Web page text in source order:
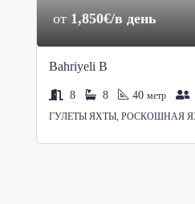
от 1,850€/в день
Bahriyeli B
8 8 40 метр
ГУЛЕТЫ ЯХТЫ, РОСКОШНАЯ